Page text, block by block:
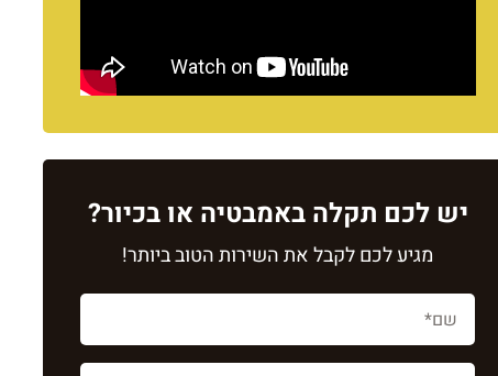
יש לכם תקלה באמבטיה או בכיור?
מגיע לכם לקבל את השירות הטוב ביותר!